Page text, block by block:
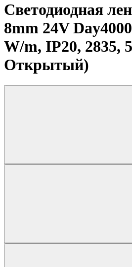
Светодиодная
8mm 24V
W/m, IP20, 2835,
Открытый)